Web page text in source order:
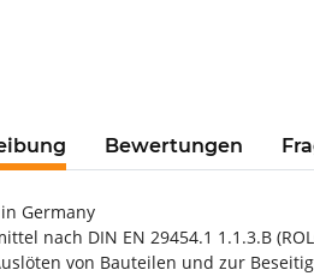
Bewertungen
Germany
nach DIN EN 29454.1 1.1.3.B
von Bauteilen und zur